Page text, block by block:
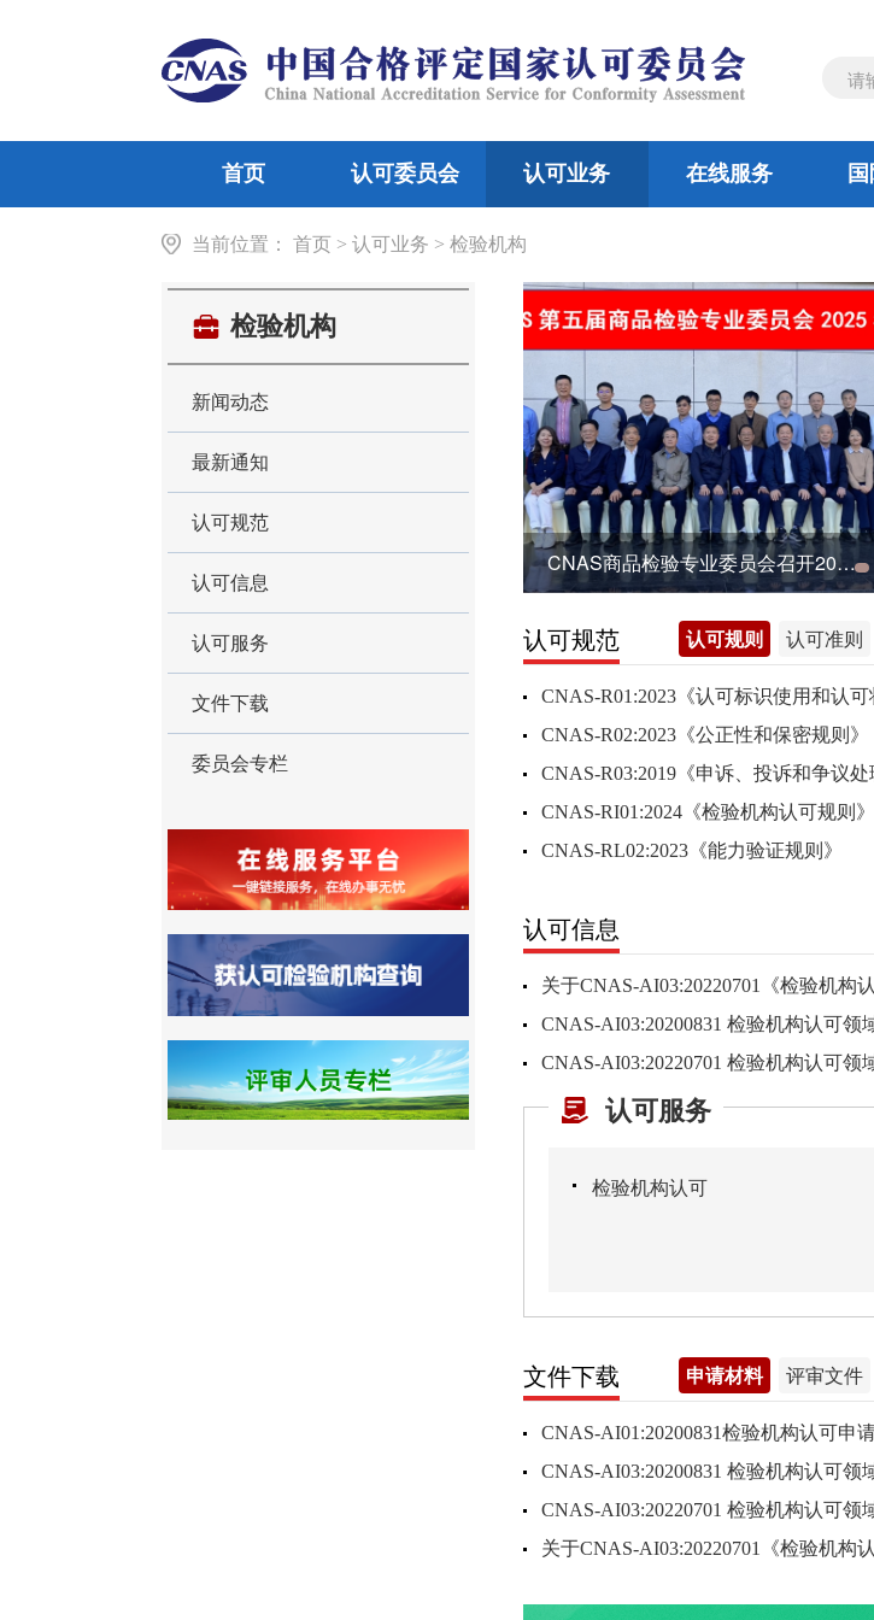
首页 认可委员会
机构介绍 领导信息 组织机构
认可业务
检验机构 实验室
在线服务
当前位置： 首页 >认可业务 >检验机构
检验机构
新闻动态
最新通知
认可规范
认可信息
认可服务
文件下载
委员会专栏
CNAS商品检验专业委员会召开2025年工作会议
认可规范 认可规则 认可准则
CNAS-R01:2023《认可标识使用和认可
CNAS-R02:2023《公正性和保密规则》
CNAS-R03:2019《申诉、投诉和争议处
CNAS-RI01:2024《检验机构认可规则》
CNAS-RL02:2023《能力验证规则》
认可信息
关于CNAS-AI03:20220701《检验机构
CNAS-AI03:20200831 检验机构认可领
CNAS-AI03:20220701 检验机构认可领
认可服务
检验机构认可
文件下载 申请材料 评审文件
CNAS-AI01:20200831检验机构认可申
CNAS-AI03:20200831 检验机构认可领
CNAS-AI03:20220701 检验机构认可领
关于CNAS-AI03:20220701《检验机构